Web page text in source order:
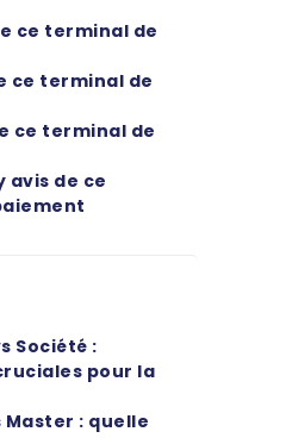
ce terminal de
ce terminal de
ce terminal de
avis de ce
Société :
pour la
Master : quelle